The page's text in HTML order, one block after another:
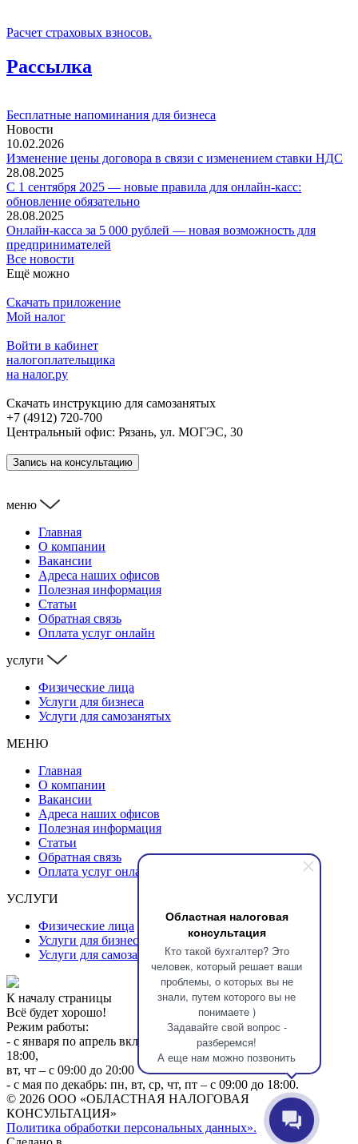
Областная налоговая
консультация
Кто такой бухгалтер? Это
человек, который решает ваши
проблемы, о которых вы не
знали, путем которого вы не
понимаете )
Задавайте свой вопрос -
разберемся!
А еще нам можно позвонить
Расчет страховых взносов.
Рассылка
Бесплатные напоминания для бизнеса
Новости
10.02.2026
Изменение цены договора в связи с изменением ставки НДС
28.08.2025
С 1 сентября 2025 — новые правила для онлайн-касс:
обновление обязательно
28.08.2025
Онлайн-касса за 5 000 рублей — новая возможность для
предпринимателей
Все новости
Ещё можно
Скачать приложение
Мой налог
Войти в кабинет
налогоплательщика
на налог.ру
Скачать инструкцию для самозанятых
+7 (4912) 720-700
Центральный офис: Рязань, ул. МОГЭС, 30
Запись на консультацию
меню
Главная
О компании
Вакансии
Адреса наших офисов
Полезная информация
Статьи
Обратная связь
Оплата услуг онлайн
услуги
Физические лица
Услуги для бизнеса
Услуги для самозанятых
МЕНЮ
Главная
О компании
Вакансии
Адреса наших офисов
Полезная информация
Статьи
Обратная связь
Оплата услуг онлайн
УСЛУГИ
Физические лица
Услуги для бизнеса
Услуги для самозанятых
К началу страницы
Всё будет хорошо!
Режим работы:
- с января по апрель включительно: пн, ср, пт - с 09:00 до
18:00,
вт, чт – с 09:00 до 20:00
- с мая по декабрь: пн, вт, ср, чт, пт – с 09:00 до 18:00.
© 2026 ООО «ОБЛАСТНАЯ НАЛОГОВАЯ
КОНСУЛЬТАЦИЯ»
Политика обработки персональных данных».